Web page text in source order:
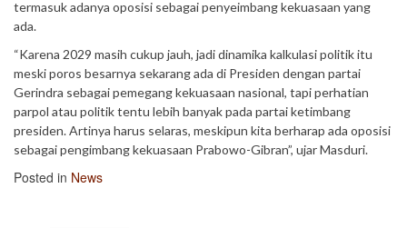
termasuk adanya oposisi sebagai penyeimbang kekuasaan yang
ada.
“Karena 2029 masih cukup jauh, jadi dinamika kalkulasi politik itu
meski poros besarnya sekarang ada di Presiden dengan partai
Gerindra sebagai pemegang kekuasaan nasional, tapi perhatian
parpol atau politik tentu lebih banyak pada partai ketimbang
presiden. Artinya harus selaras, meskipun kita berharap ada oposisi
sebagai pengimbang kekuasaan Prabowo-Gibran”, ujar Masduri.
Posted in News